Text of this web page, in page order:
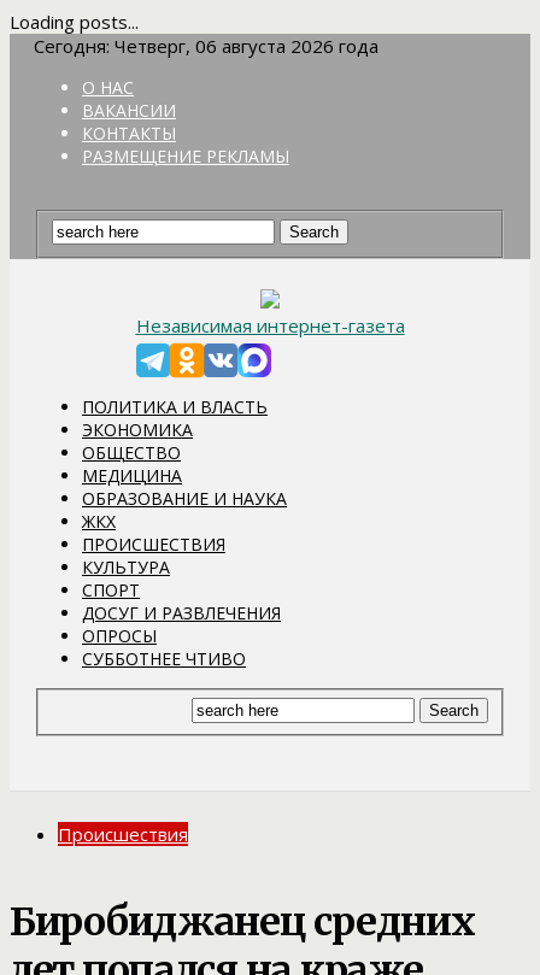
Loading posts...
Сегодня: Четверг, 06 августа 2026 года
О НАС
ВАКАНСИИ
КОНТАКТЫ
РАЗМЕЩЕНИЕ РЕКЛАМЫ
Независимая интернет-газета
ПОЛИТИКА И ВЛАСТЬ
ЭКОНОМИКА
ОБЩЕСТВО
МЕДИЦИНА
ОБРАЗОВАНИЕ И НАУКА
ЖКХ
ПРОИСШЕСТВИЯ
КУЛЬТУРА
СПОРТ
ДОСУГ И РАЗВЛЕЧЕНИЯ
ОПРОСЫ
СУББОТНЕЕ ЧТИВО
Происшествия
Биробиджанец средних